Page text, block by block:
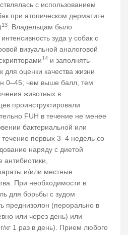
с использованием
при атопическом дерматите
13. Владельцам было
зуда у собак с
визуальной аналоговой
14 и заполнять
для оценки качества жизни
0–45; чем выше балл, тем
животных в
проинструктировали
FUH в течение не менее
бактериальной или
первых 3–4 недель со
наряду с диетой
антибиотики,
и/или местные
При необходимости в
для борьбы с зудом
преднизолон (перорально в
или через день) или
кг 1 раз в день). Прием любого